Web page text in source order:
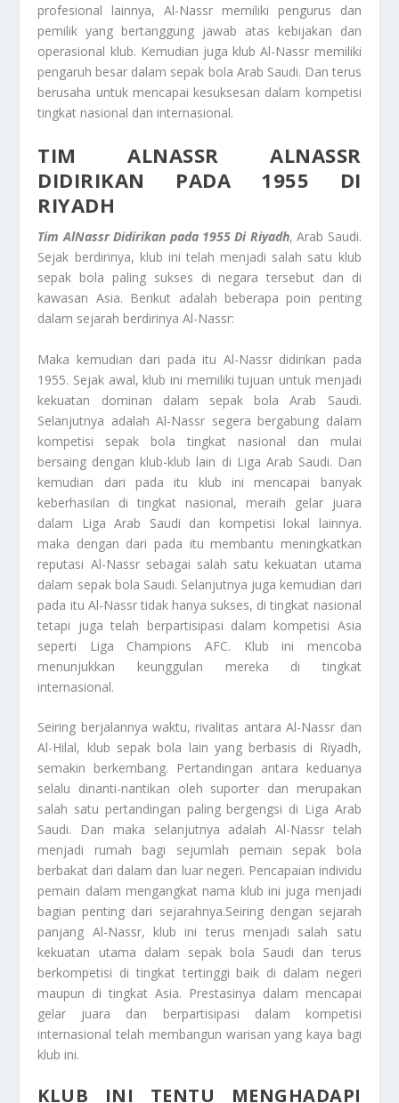
profesional lainnya, Al-Nassr memiliki pengurus dan
pemilik yang bertanggung jawab atas kebijakan dan
operasional klub. Kemudian juga klub Al-Nassr memiliki
pengaruh besar dalam sepak bola Arab Saudi. Dan terus
berusaha untuk mencapai kesuksesan dalam kompetisi
tingkat nasional dan internasional.
TIM ALNASSR ALNASSR
DIDIRIKAN PADA 1955 DI
RIYADH
Tim AlNassr Didirikan pada 1955 Di Riyadh, Arab Saudi.
Sejak berdirinya, klub ini telah menjadi salah satu klub
sepak bola paling sukses di negara tersebut dan di
kawasan Asia. Berikut adalah beberapa poin penting
dalam sejarah berdirinya Al-Nassr:
Maka kemudian dari pada itu Al-Nassr didirikan pada
1955. Sejak awal, klub ini memiliki tujuan untuk menjadi
kekuatan dominan dalam sepak bola Arab Saudi.
Selanjutnya adalah Al-Nassr segera bergabung dalam
kompetisi sepak bola tingkat nasional dan mulai
bersaing dengan klub-klub lain di Liga Arab Saudi. Dan
kemudian dari pada itu klub ini mencapai banyak
keberhasilan di tingkat nasional, meraih gelar juara
dalam Liga Arab Saudi dan kompetisi lokal lainnya.
maka dengan dari pada itu membantu meningkatkan
reputasi Al-Nassr sebagai salah satu kekuatan utama
dalam sepak bola Saudi. Selanjutnya juga kemudian dari
pada itu Al-Nassr tidak hanya sukses, di tingkat nasional
tetapi juga telah berpartisipasi dalam kompetisi Asia
seperti Liga Champions AFC. Klub ini mencoba
menunjukkan keunggulan mereka di tingkat
internasional.
Seiring berjalannya waktu, rivalitas antara Al-Nassr dan
Al-Hilal, klub sepak bola lain yang berbasis di Riyadh,
semakin berkembang. Pertandingan antara keduanya
selalu dinanti-nantikan oleh suporter dan merupakan
salah satu pertandingan paling bergengsi di Liga Arab
Saudi. Dan maka selanjutnya adalah Al-Nassr telah
menjadi rumah bagi sejumlah pemain sepak bola
berbakat dari dalam dan luar negeri. Pencapaian individu
pemain dalam mengangkat nama klub ini juga menjadi
bagian penting dari sejarahnya.Seiring dengan sejarah
panjang Al-Nassr, klub ini terus menjadi salah satu
kekuatan utama dalam sepak bola Saudi dan terus
berkompetisi di tingkat tertinggi baik di dalam negeri
maupun di tingkat Asia. Prestasinya dalam mencapai
gelar juara dan berpartisipasi dalam kompetisi
internasional telah membangun warisan yang kaya bagi
klub ini.
KLUB INI TENTU MENGHADAPI